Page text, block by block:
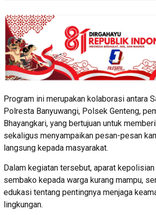
Program ini merupakan kolaborasi antara
Polresta Banyuwangi, Polsek Genteng,
Bhayangkari, yang bertujuan untuk
sekaligus menyampaikan pesan-pesan
langsung kepada masyarakat.
Dalam kegiatan tersebut, aparat
sembako kepada warga kurang mampu,
edukasi tentang pentingnya menjaga
lingkungan.